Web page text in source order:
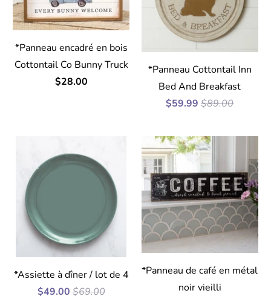
*Panneau encadré en bois
Cottontail Co Bunny Truck
$28.00
*Panneau Cottontail Inn
Bed And Breakfast
$59.99$89.00
*Assiette à dîner / lot de 4
$49.00$69.00
*Panneau de café en métal
noir vieilli